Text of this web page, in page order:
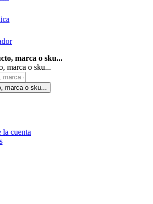
marca o sku...
marca o sku...
marca o sku...
cuenta